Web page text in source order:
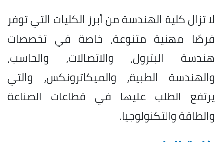
لا تزال كلية الهندسة من أبرز الكليات التي توفر
فرصًا مهنية متنوعة، خاصة في تخصصات
هندسة البترول، والاتصالات، والحاسب،
والهندسة الطبية، والميكاترونكس، والتي
يرتفع الطلب عليها في قطاعات الصناعة
والطاقة والتكنولوجيا.